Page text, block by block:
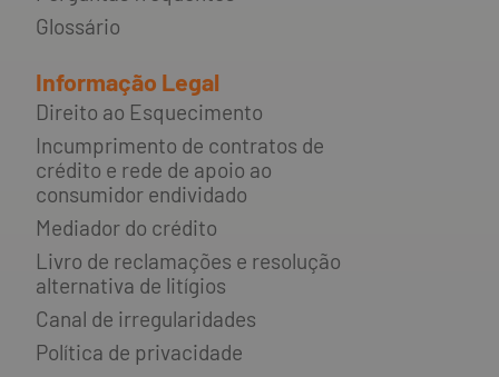
Glossário
Informação Legal
Direito ao Esquecimento
Incumprimento de contratos de
crédito e rede de apoio ao
consumidor endividado
Mediador do crédito
Livro de reclamações e resolução
alternativa de litígios
Canal de irregularidades
Política de privacidade